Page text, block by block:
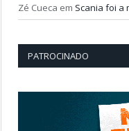
Zé Cueca em Scania foi a
PATROCINADO